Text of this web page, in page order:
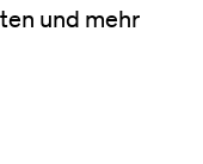
und mehr